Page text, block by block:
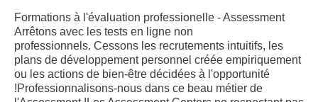
Formations à l'évaluation professionelle - Assessment
Arrêtons avec les tests en ligne non
professionnels. Cessons les recrutements intuitifs, les
plans de développement personnel créée empiriquement
ou les actions de bien-être décidées à l'opportunité
!Professionnalisons-nous dans ce beau métier de